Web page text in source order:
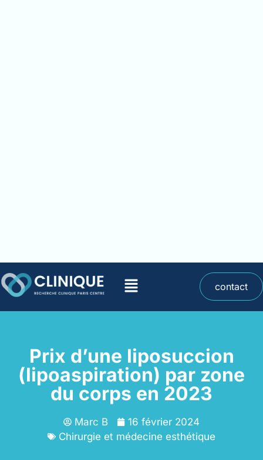
contact
Prix d’une liposuccion
(lipoaspiration) par zone
du corps en 2023
Marc B
16 février 2024
Chirurgie et médecine esthétique